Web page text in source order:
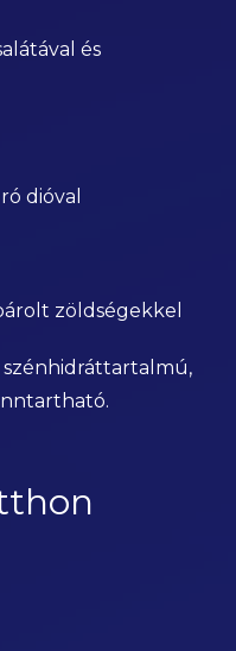
és
dióval
zöldségekkel
szénhidráttartalmú,